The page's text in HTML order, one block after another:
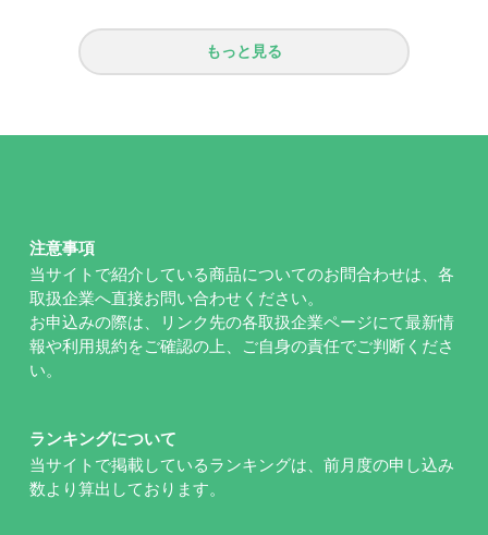
もっと見る
注意事項
当サイトで紹介している商品についてのお問合わせは、各
取扱企業へ直接お問い合わせください。
お申込みの際は、リンク先の各取扱企業ページにて最新情
報や利用規約をご確認の上、ご自身の責任でご判断くださ
い。
ランキングについて
当サイトで掲載しているランキングは、前月度の申し込み
数より算出しております。